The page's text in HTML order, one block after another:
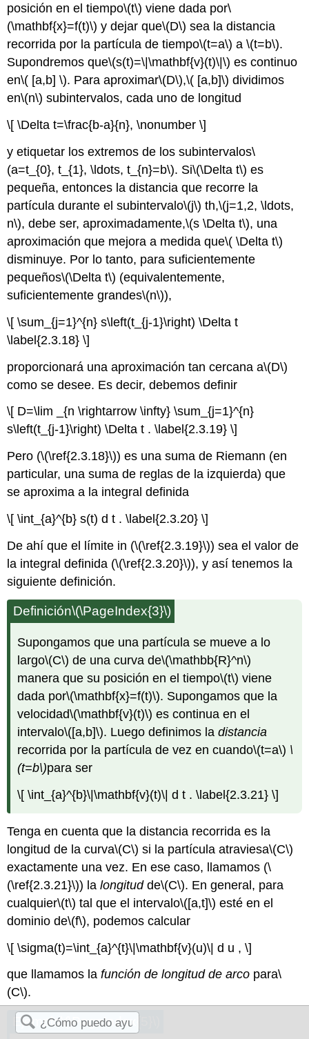
posición en el tiempo\(t\) viene dada por\
(\mathbf{x}=f(t)\) y dejar que\(D\) sea la distancia
recorrida por la partícula de tiempo\(t=a\) a\(t=b\).
Supondremos que\(s(t)=\|\mathbf{v}(t)\|\) es continuo
en\( [a,b] \). Para aproximar\(D\),\( [a,b]\) dividimos
en\(n\) subintervalos, cada uno de longitud
\[ \Delta t=\frac{b-a}{n}, \nonumber \]
y etiquetar los extremos de los subintervalos\
(a=t_{0}, t_{1}, \ldots, t_{n}=b\). Si\(\Delta t\) es
pequeña, entonces la distancia que recorre la
partícula durante el subintervalo\(j\) th,\(j=1,2, \ldots,
n\), debe ser, aproximadamente,\(s \Delta t\), una
aproximación que mejora a medida que\( \Delta t\)
disminuye. Por lo tanto, para suficientemente
pequeños\(\Delta t\) (equivalentemente,
suficientemente grandes\(n\)),
\[ \sum_{j=1}^{n} s\left(t_{j-1}\right) \Delta t
\label{2.3.18} \]
proporcionará una aproximación tan cercana a\(D\)
como se desee. Es decir, debemos definir
\[ D=\lim _{n \rightarrow \infty} \sum_{j=1}^{n}
s\left(t_{j-1}\right) \Delta t . \label{2.3.19} \]
Pero (\(\ref{2.3.18}\)) es una suma de Riemann (en
particular, una suma de reglas de la izquierda) que
se aproxima a la integral definida
\[ \int_{a}^{b} s(t) d t . \label{2.3.20} \]
De ahí que el límite in (\(\ref{2.3.19}\)) sea el valor de
la integral definida (\(\ref{2.3.20}\)), y así tenemos la
siguiente definición.
Definición\(\PageIndex{3}\)
Supongamos que una partícula se mueve a lo
largo\(C\) de una curva de\(\mathbb{R}^n\)
manera que su posición en el tiempo\(t\) viene
dada por\(\mathbf{x}=f(t)\). Supongamos que la
velocidad\(\mathbf{v}(t)\) es continua en el
intervalo\([a,b]\). Luego definimos ladistancia
recorrida por la partícula de vez en cuando\(t=a\) \
(t=b\)para ser
\[ \int_{a}^{b}\|\mathbf{v}(t)\| d t . \label{2.3.21} \]
Tenga en cuenta que la distancia recorrida es la
longitud de la curva\(C\) si la partícula atraviesa\(C\)
exactamente una vez. En ese caso, llamamos (\
(\ref{2.3.21}\)) lalongitudde\(C\). En general, para
cualquier\(t\) tal que el intervalo\([a,t]\) esté en el
dominio de\(f\), podemos calcular
\[ \sigma(t)=\int_{a}^{t}\|\mathbf{v}(u)\| d u , \]
que llamamos lafunción de longitud de arco para\
(C\).
Ejemplo\(\PageIndex{5}\)